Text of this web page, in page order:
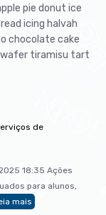
pie donut ice
icing halvah
chocolate cake
wafer tiramisu tart
de
18:35 Ações
para alunos,